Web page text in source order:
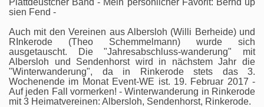
sien Fend -
Auch mit den Vereinen aus Albersloh (Willi Berheide) und
RInkerode (Theo Schemmelmann) wurde sich
ausgetauscht. Die "Jahresabschluss-wanderung" mit
Albersloh und Sendenhorst wird in nächstem Jahr die
"Winterwanderung", da in Rinkerode stets das 3.
Wochenende im Monat Event-WE ist. 19. Februar 2017 -
Auf jeden Fall vormerken! - Winterwanderung in Rinkerode
mit 3 Heimatvereinen: Albersloh, Sendenhorst, Rinkerode.